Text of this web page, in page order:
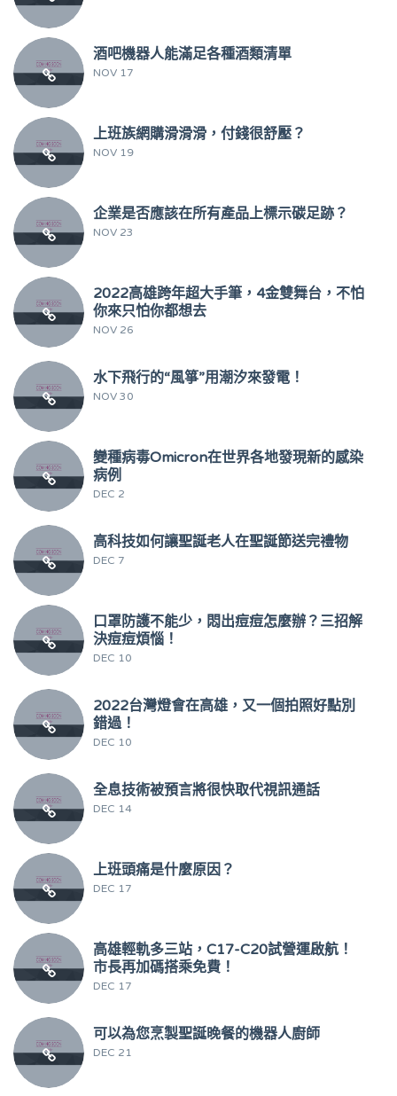
酒吧機器人能滿足各種酒類清單
NOV 17
上班族網購滑滑滑，付錢很舒壓？
NOV 19
企業是否應該在所有產品上標示碳足跡？
NOV 23
2022高雄跨年超大手筆，4金雙舞台，不怕
你來只怕你都想去
NOV 26
水下飛行的“風箏”用潮汐來發電！
NOV 30
變種病毒Omicron在世界各地發現新的感染
病例
DEC 2
高科技如何讓聖誕老人在聖誕節送完禮物
DEC 7
口罩防護不能少，悶出痘痘怎麼辦？三招解
決痘痘煩惱！
DEC 10
2022台灣燈會在高雄，又一個拍照好點別
錯過！
DEC 10
全息技術被預言將很快取代視訊通話
DEC 14
上班頭痛是什麼原因？
DEC 17
高雄輕軌多三站，C17-C20試營運啟航！
市長再加碼搭乘免費！
DEC 17
可以為您烹製聖誕晚餐的機器人廚師
DEC 21